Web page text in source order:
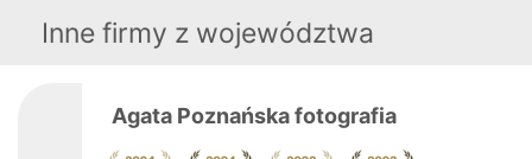
Inne firmy z województwa
Agata Poznańska fotografia